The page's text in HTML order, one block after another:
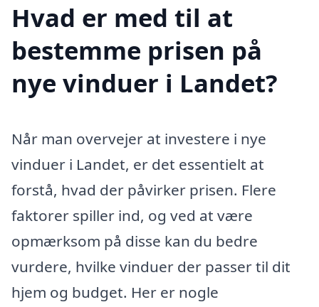
Hvad er med til at
bestemme prisen på
nye vinduer i Landet?
Når man overvejer at investere i nye
vinduer i Landet, er det essentielt at
forstå, hvad der påvirker prisen. Flere
faktorer spiller ind, og ved at være
opmærksom på disse kan du bedre
vurdere, hvilke vinduer der passer til dit
hjem og budget. Her er nogle